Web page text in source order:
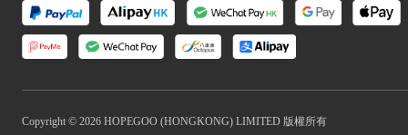
Copyright © 2026 HOPEGOO (HONGKONG) LIMITED 版權所有